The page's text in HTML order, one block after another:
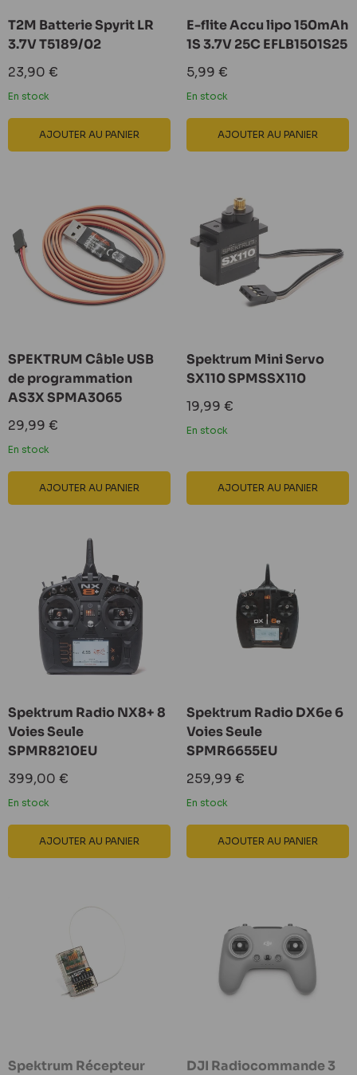
T2M Batterie Spyrit LR
3.7V T5189/02
Prix
réduit
23,90 €
En stock
AJOUTER AU PANIER
E-flite Accu lipo 150mAh
1S 3.7V 25C EFLB1501S25
Prix
réduit
5,99 €
En stock
AJOUTER AU PANIER
SPEKTRUM Câble USB
de programmation
AS3X SPMA3065
Prix
réduit
29,99 €
En stock
AJOUTER AU PANIER
Spektrum Mini Servo
SX110 SPMSSX110
Prix
réduit
19,99 €
En stock
AJOUTER AU PANIER
Spektrum Radio NX8+ 8
Voies Seule
SPMR8210EU
Prix
réduit
399,00 €
En stock
AJOUTER AU PANIER
Spektrum Radio DX6e 6
Voies Seule
SPMR6655EU
Prix
réduit
259,99 €
En stock
AJOUTER AU PANIER
Spektrum Récepteur
DJI Radiocommande 3